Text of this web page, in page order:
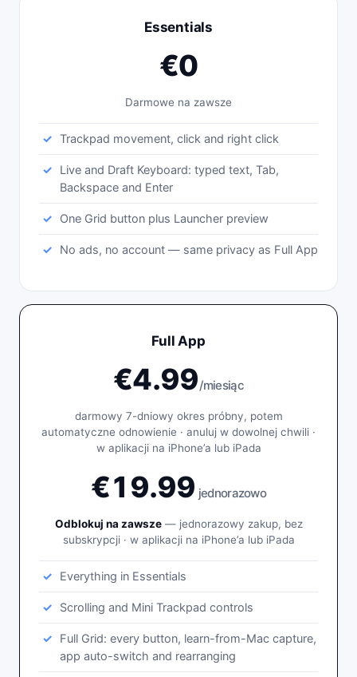
Essentials
€0
Darmowe na zawsze
Trackpad movement, click and right click
Live and Draft Keyboard: typed text, Tab,
Backspace and Enter
One Grid button plus Launcher preview
No ads, no account — same privacy as Full App
Full App
€4.99/miesiąc
darmowy 7-dniowy okres próbny, potem
automatyczne odnowienie · anuluj w dowolnej chwili ·
w aplikacji na iPhone’a lub iPada
€19.99 jednorazowo
Odblokuj na zawsze— jednorazowy zakup, bez
subskrypcji · w aplikacji na iPhone’a lub iPada
Everything in Essentials
Scrolling and Mini Trackpad controls
Full Grid: every button, learn-from-Mac capture,
app auto-switch and rearranging